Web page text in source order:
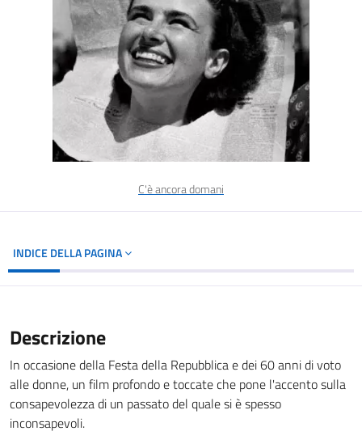
C'è ancora domani
INDICE DELLA PAGINA
Descrizione
In occasione della Festa della Repubblica e dei 60 anni di voto
alle donne, un film profondo e toccate che pone l'accento sulla
consapevolezza di un passato del quale si è spesso
inconsapevoli.